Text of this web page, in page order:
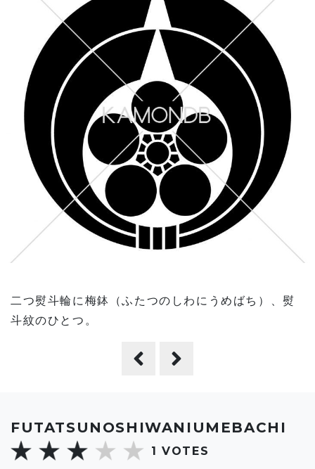
FUTATSUNOSHIWANIUMEBACHI
1 VOTES
二つ熨斗輪に梅鉢（ふたつのしわにうめばち）、熨
斗紋のひとつ。